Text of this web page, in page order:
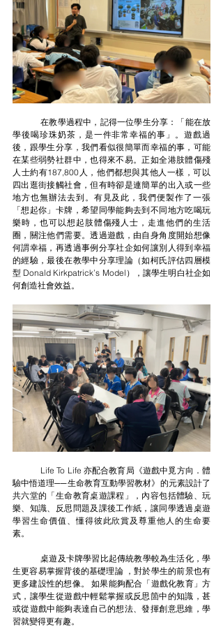
	在教學過程中，記得一位學生分享：「能在放
學後喝珍珠奶茶，是一件非常幸福的事」。遊戲過
後，跟學生分享，我們看似很簡單而幸福的事，可能
在某些弱勢社群中，也得來不易。正如全港肢體傷殘
人士約有187,800人，他們都想與其他人一樣，可以
四出逛街接觸社會，但有時卻是連簡單的出入或一些
地方也無辦法去到。有見及此，我們便製作了一張
「想起你」卡牌，希望同學能夠去到不同地方吃喝玩
樂時，也可以想起肢體傷殘人士，走進他們的生活
圈，關注他們需要。透過遊戲，由自身角度開始想像
何謂幸福，再透過事例分享社企如何讓別人得到幸福
的經驗，最後在教學中分享理論（如柯氏評估四層模
型 Donald Kirkpatrick’s Model），讓學生明白社企如
何創造社會效益。
驗中悟道理──生命教育互動學習教材》的元素設計了
共六堂的「生命教育桌遊課程」，內容包括體驗、玩
樂、知識、反思問題及課後工作紙，讓同學透過桌遊
學習生命價值、懂得彼此欣賞及尊重他人的生命要
素。
	桌遊及卡牌學習比起傳統教學較為生活化，學
生更容易掌握背後的基礎理論 ，對於學生的前景也有
更多建設性的想像。 如果能夠配合「遊戲化教育」方
式，讓學生從遊戲中輕鬆掌握或反思箇中的知識，甚
或從遊戲中能夠表達自己的想法、發揮創意思維，學
習就變得更有趣。